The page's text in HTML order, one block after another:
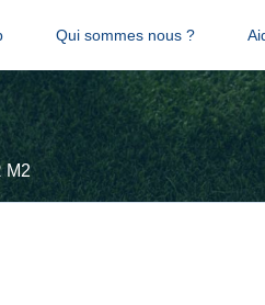
Qui sommes nous ?
M2